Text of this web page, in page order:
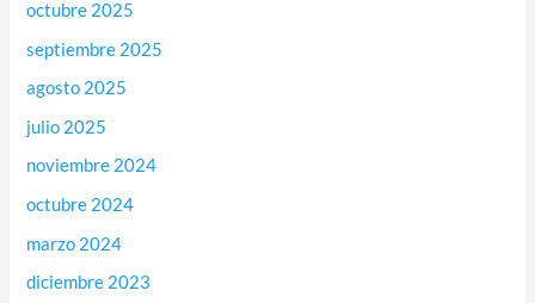
octubre 2025
septiembre 2025
agosto 2025
julio 2025
noviembre 2024
octubre 2024
marzo 2024
diciembre 2023